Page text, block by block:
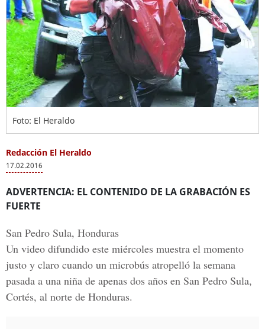
Foto: El Heraldo
Redacción El Heraldo
17.02.2016
ADVERTENCIA: EL CONTENIDO DE LA GRABACIÓN ES
FUERTE
San Pedro Sula, Honduras
Un video difundido este miércoles muestra el momento
justo y claro cuando un microbús atropelló la semana
pasada a una niña de apenas dos años en San Pedro Sula,
Cortés, al norte de Honduras.